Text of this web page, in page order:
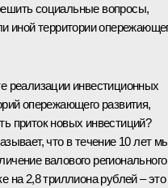
социальные вопросы,
иной территории
реализации инвестиционных
опережающего развития,
приток новых инвестиций?
что в течение 10 лет
валового регионального
на 2,8 триллиона рублей – это